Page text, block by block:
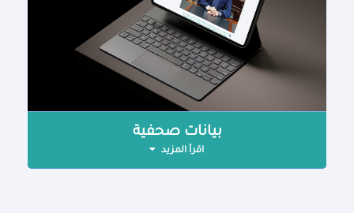
بيانات صحفية
اقرأ المزيد